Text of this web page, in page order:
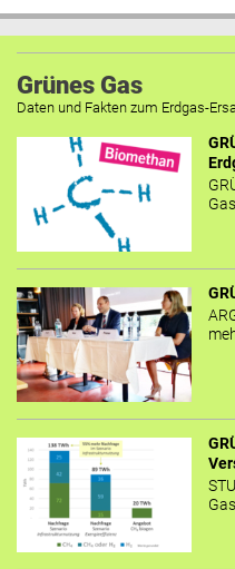
Grünes Gas
Daten und Fakten zum Erdgas-